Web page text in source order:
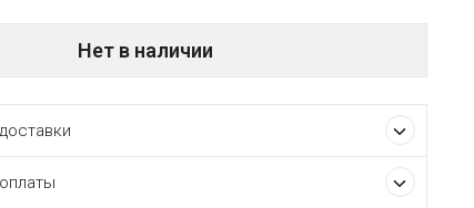
Нет в наличии